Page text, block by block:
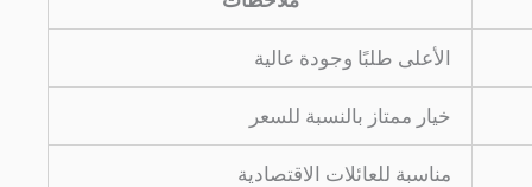
الأعلى طلبًا وجودة عالية
خيار ممتاز بالنسبة للسعر
مناسبة للعائلات الاقتصادية